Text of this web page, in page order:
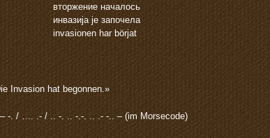
вторжение началось
инвазија је започела
invasionen har börjat
Invasion hat begonnen.»
-. / …. .- / .. -. .. -.-. .. .- -.. – (im Morsecode)